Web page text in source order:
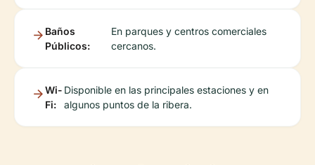
Baños
Públicos:
En parques y centros comerciales
cercanos.
Wi-
Fi:
Disponible en las principales estaciones y en
algunos puntos de la ribera.